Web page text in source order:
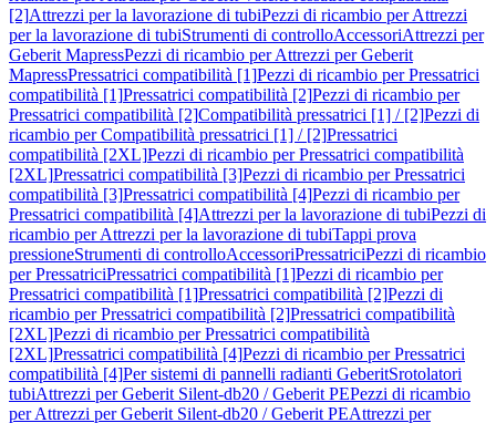
[2]Attrezzi per la lavorazione di tubiPezzi di ricambio per Attrezzi
per la lavorazione di tubiStrumenti di controlloAccessoriAttrezzi per
Geberit MapressPezzi di ricambio per Attrezzi per Geberit
MapressPressatrici compatibilità [1]Pezzi di ricambio per Pressatrici
compatibilità [1]Pressatrici compatibilità [2]Pezzi di ricambio per
Pressatrici compatibilità [2]Compatibilità pressatrici [1] / [2]Pezzi di
ricambio per Compatibilità pressatrici [1] / [2]Pressatrici
compatibilità [2XL]Pezzi di ricambio per Pressatrici compatibilità
[2XL]Pressatrici compatibilità [3]Pezzi di ricambio per Pressatrici
compatibilità [3]Pressatrici compatibilità [4]Pezzi di ricambio per
Pressatrici compatibilità [4]Attrezzi per la lavorazione di tubiPezzi di
ricambio per Attrezzi per la lavorazione di tubiTappi prova
pressioneStrumenti di controlloAccessoriPressatriciPezzi di ricambio
per PressatriciPressatrici compatibilità [1]Pezzi di ricambio per
Pressatrici compatibilità [1]Pressatrici compatibilità [2]Pezzi di
ricambio per Pressatrici compatibilità [2]Pressatrici compatibilità
[2XL]Pezzi di ricambio per Pressatrici compatibilità
[2XL]Pressatrici compatibilità [4]Pezzi di ricambio per Pressatrici
compatibilità [4]Per sistemi di pannelli radianti GeberitSrotolatori
tubiAttrezzi per Geberit Silent-db20 / Geberit PEPezzi di ricambio
per Attrezzi per Geberit Silent-db20 / Geberit PEAttrezzi per